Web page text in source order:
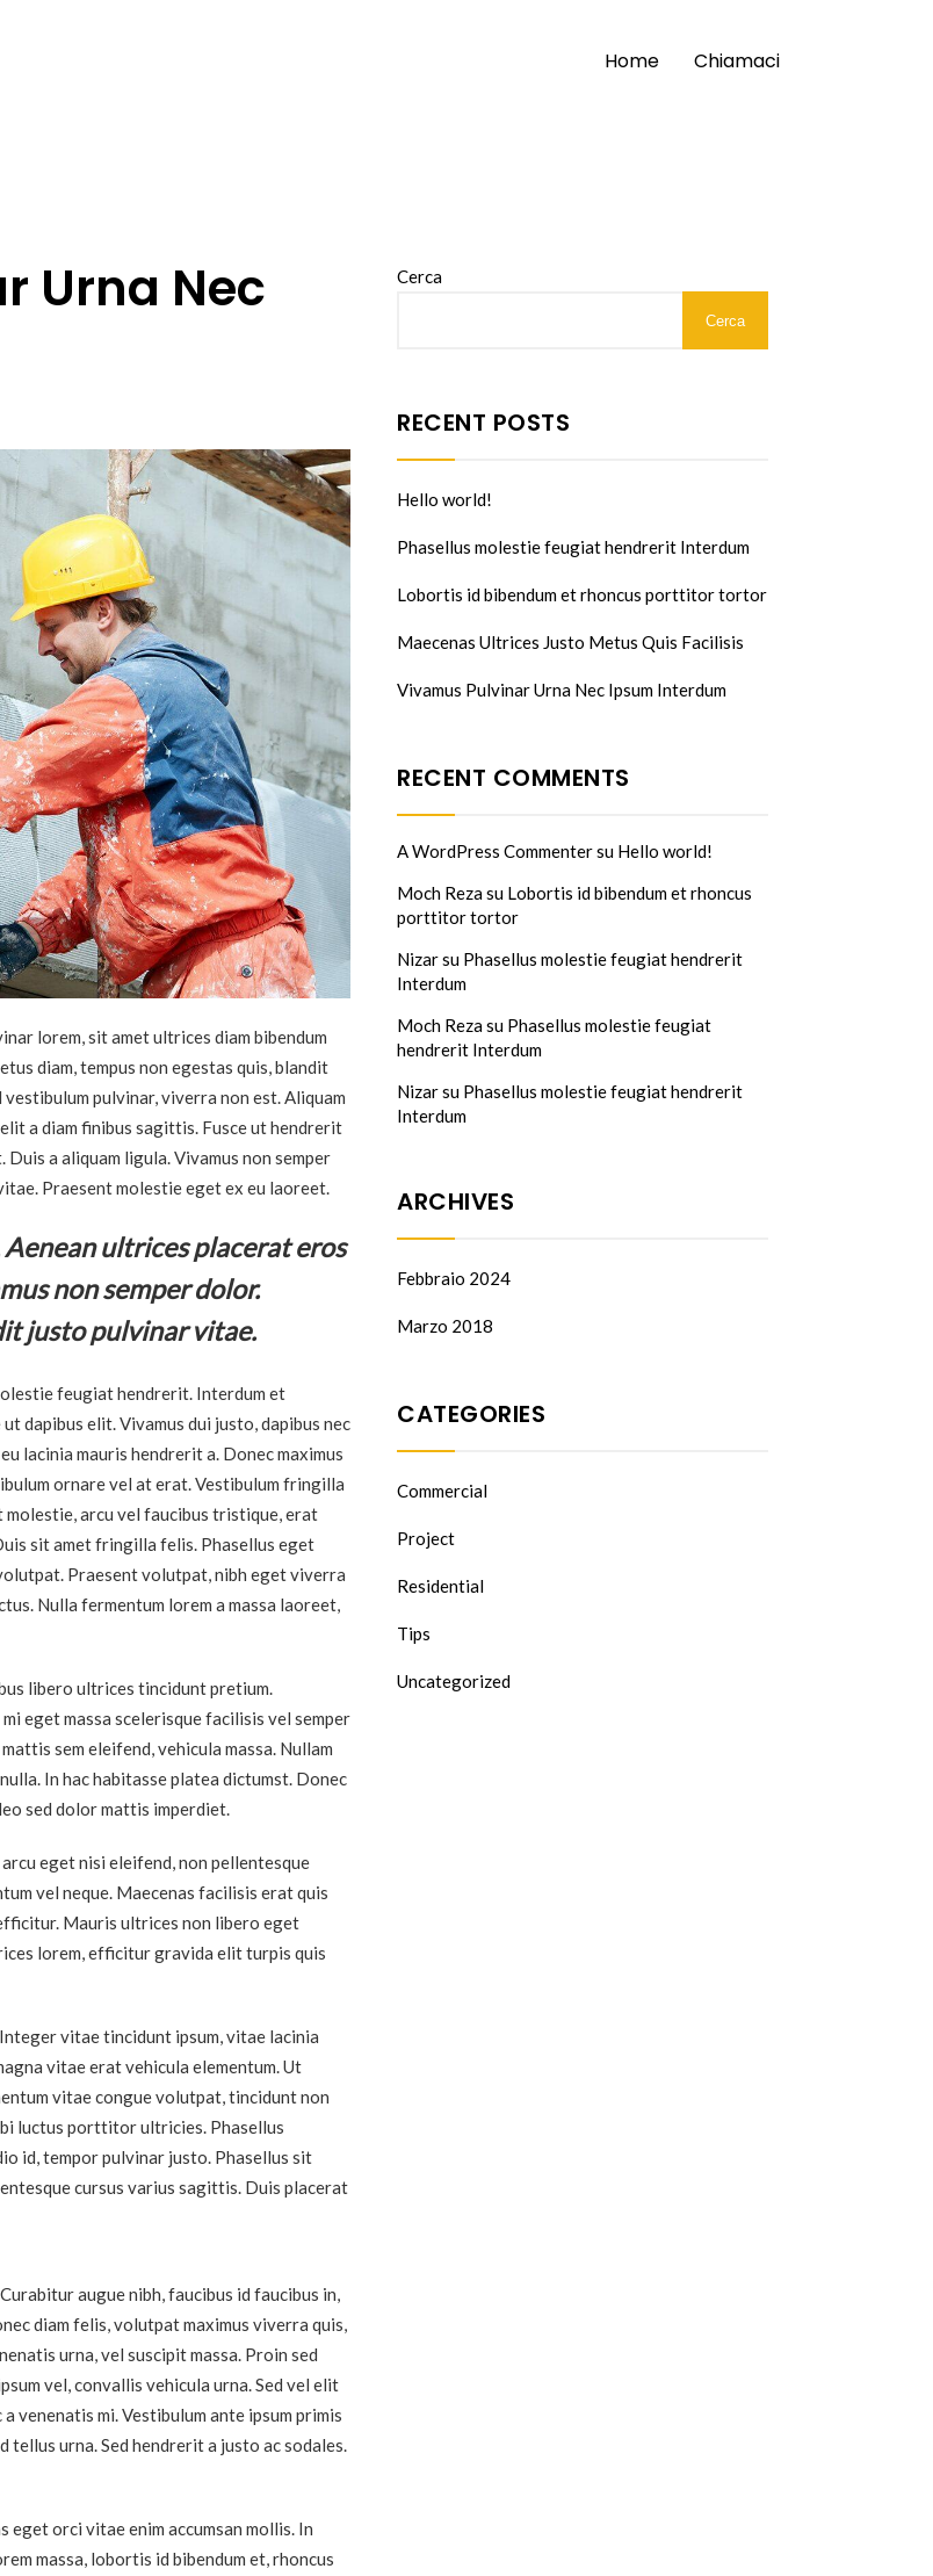
Home Chiamaci
Urna Nec
lorem, sit amet ultrices diam bibendum
diam, tempus non egestas quis, blandit
pulvinar, viverra non est. Aliquam
a diam finibus sagittis. Fusce ut hendrerit
a aliquam ligula. Vivamus non semper
Praesent molestie eget ex eu laoreet.
ultrices placerat eros
non semper dolor.
justo pulvinar vitae.
feugiat hendrerit. Interdum et
dapibus elit. Vivamus dui justo, dapibus nec
lacinia mauris hendrerit a. Donec maximus
ornare vel at erat. Vestibulum fringilla
molestie, arcu vel faucibus tristique, erat
sit amet fringilla felis. Phasellus eget
Praesent volutpat, nibh eget viverra
Nulla fermentum lorem a massa laoreet,
libero ultrices tincidunt pretium.
eget massa scelerisque facilisis vel semper
sem eleifend, vehicula massa. Nullam
In hac habitasse platea dictumst. Donec
sed dolor mattis imperdiet.
eget nisi eleifend, non pellentesque
vel neque. Maecenas facilisis erat quis
Mauris ultrices non libero eget
lorem, efficitur gravida elit turpis quis
vitae tincidunt ipsum, vitae lacinia
vitae erat vehicula elementum. Ut
vitae congue volutpat, tincidunt non
luctus porttitor ultricies. Phasellus
id, tempor pulvinar justo. Phasellus sit
cursus varius sagittis. Duis placerat
augue nibh, faucibus id faucibus in,
diam felis, volutpat maximus viverra quis,
urna, vel suscipit massa. Proin sed
vel, convallis vehicula urna. Sed vel elit
venenatis mi. Vestibulum ante ipsum primis
tellus urna. Sed hendrerit a justo ac sodales.
eget orci vitae enim accumsan mollis. In
massa, lobortis id bibendum et, rhoncus
Cerca
Cerca
RECENT POSTS
Hello world!
Phasellus molestie feugiat hendrerit Interdum
Lobortis id bibendum et rhoncus porttitor tortor
Maecenas Ultrices Justo Metus Quis Facilisis
Vivamus Pulvinar Urna Nec Ipsum Interdum
RECENT COMMENTS
A WordPress Commentersu Hello world!
Moch Rezasu Lobortis id bibendum et rhoncus
porttitor tortor
Nizarsu Phasellus molestie feugiat hendrerit
Interdum
Moch Rezasu Phasellus molestie feugiat
hendrerit Interdum
Nizarsu Phasellus molestie feugiat hendrerit
Interdum
ARCHIVES
Febbraio 2024
Marzo 2018
CATEGORIES
Commercial
Project
Residential
Tips
Uncategorized